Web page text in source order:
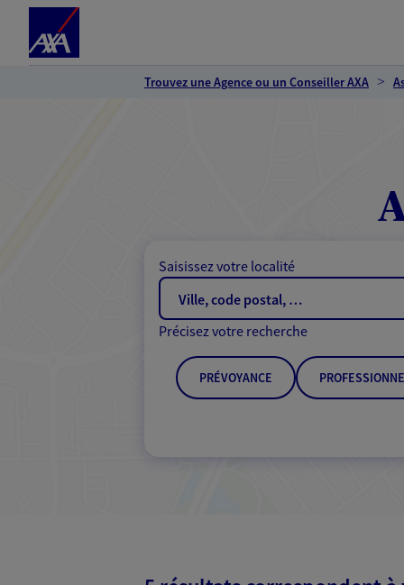
Trouvez une Agence ou un Conseiller AXA
Saisissez votre localité
Précisez votre recherche
PRÉVOYANCE